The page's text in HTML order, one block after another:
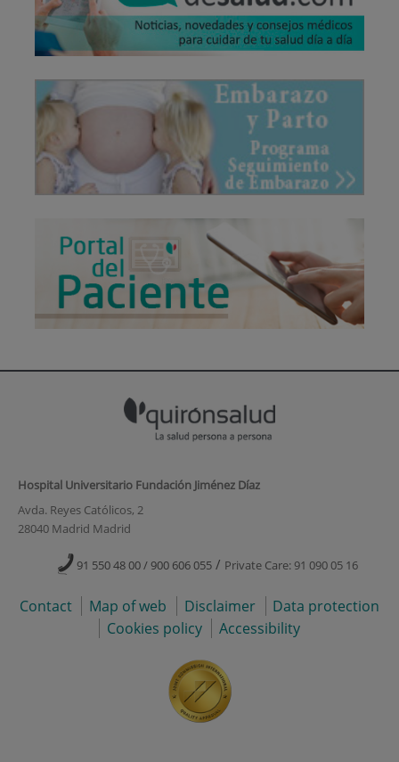
Hospital Universitario Fundación Jiménez Díaz
Avda. Reyes Católicos, 2
28040 Madrid Madrid
91 550 48 00 / 900 606 055 / Private Care: 91 090 05 16
Contact Map of web Disclaimer
Data protection
Cookies policy
Accessibility